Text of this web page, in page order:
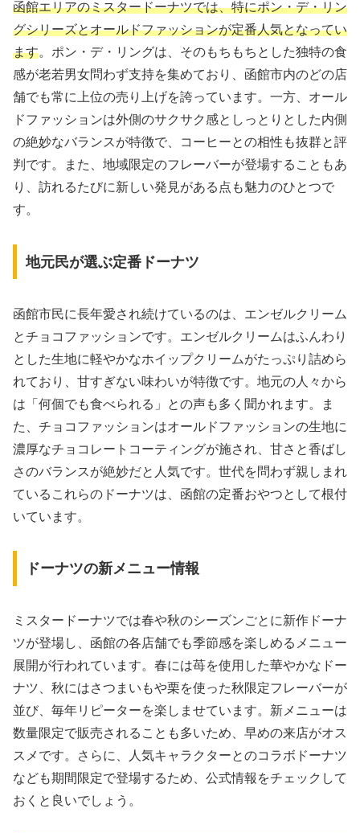
函館エリアのミスタードーナツでは、特にポン・デ・リン
グシリーズとオールドファッションが定番人気となってい
ます。ポン・デ・リングは、そのもちもちとした独特の食
感が老若男女問わず支持を集めており、函館市内のどの店
舗でも常に上位の売り上げを誇っています。一方、オール
ドファッションは外側のサクサク感としっとりとした内側
の絶妙なバランスが特徴で、コーヒーとの相性も抜群と評
判です。また、地域限定のフレーバーが登場することもあ
り、訪れるたびに新しい発見がある点も魅力のひとつで
す。
地元民が選ぶ定番ドーナツ
函館市民に長年愛され続けているのは、エンゼルクリーム
とチョコファッションです。エンゼルクリームはふんわり
とした生地に軽やかなホイップクリームがたっぷり詰めら
れており、甘すぎない味わいが特徴です。地元の人々から
は「何個でも食べられる」との声も多く聞かれます。ま
た、チョコファッションはオールドファッションの生地に
濃厚なチョコレートコーティングが施され、甘さと香ばし
さのバランスが絶妙だと人気です。世代を問わず親しまれ
ているこれらのドーナツは、函館の定番おやつとして根付
いています。
ドーナツの新メニュー情報
ミスタードーナツでは春や秋のシーズンごとに新作ドーナ
ツが登場し、函館の各店舗でも季節感を楽しめるメニュー
展開が行われています。春には苺を使用した華やかなドー
ナツ、秋にはさつまいもや栗を使った秋限定フレーバーが
並び、毎年リピーターを楽しませています。新メニューは
数量限定で販売されることも多いため、早めの来店がオス
スメです。さらに、人気キャラクターとのコラボドーナツ
なども期間限定で登場するため、公式情報をチェックして
おくと良いでしょう。